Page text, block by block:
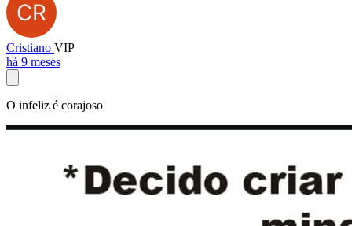
Cristiano VIP
há 9 meses
O infeliz é corajoso